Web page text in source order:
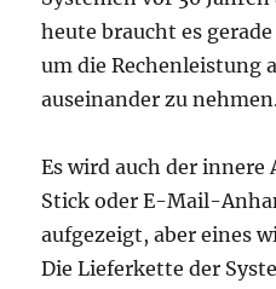
heute braucht es
um die Rechenleistung
auseinander zu
Es wird auch der
Stick oder E-Mail-
aufgezeigt, aber eines
Die Lieferkette der